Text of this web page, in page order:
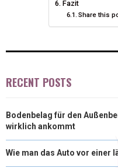
Fazit
Share this
RECENT POSTS
Bodenbelag für den
wirklich ankommt
Wie man das Auto vor einer